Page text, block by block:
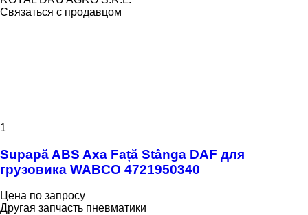
Связаться с продавцом
1
Supapă ABS Axa Față Stânga DAF для
грузовика WABCO 4721950340
Цена по запросу
Другая запчасть пневматики